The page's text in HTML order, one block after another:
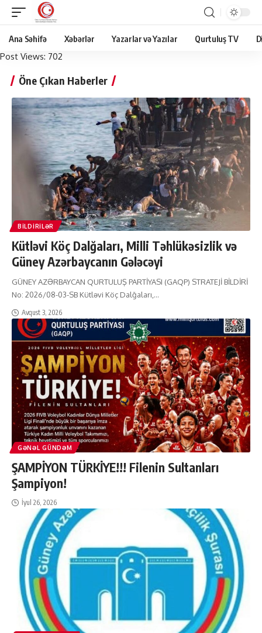
Ana Səhifə Xəbərlər Yazarlar və Yazılar Qurtuluş TV
Post Views: 702
Öne Çıkan Haberler
BILDIRILƏR
Kütləvi Köç Dalğaları, Milli Təhlükəsizlik və
Güney Azərbaycanın Gələcəyi
GÜNEY AZƏRBAYCAN QURTULUŞ PARTİYASI (GAQP) STRATEJİ BİLDİRİ
No: 2026/08-03-SB Kütləvi Köç Dalğaları,…
Avqust 3, 2026
GƏNƏL GÜNDƏM
ŞAMPİYON TÜRKİYE!!! Filenin Sultanları
Şampiyon!
İyul 26, 2026